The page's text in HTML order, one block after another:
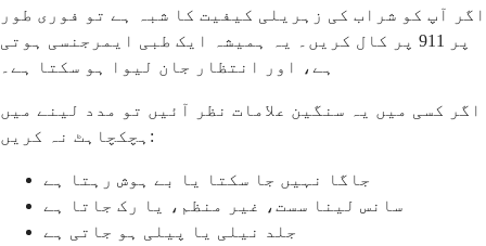
اگر آپ کو شراب کی زہریلی کیفیت کا شبہ ہے تو فوری طور
پر 911 پر کال کریں۔ یہ ہمیشہ ایک طبی ایمرجنسی ہوتی
ہے، اور انتظار جان لیوا ہو سکتا ہے۔
اگر کسی میں یہ سنگین علامات نظر آئیں تو مدد لینے میں
ہچکچاہٹ نہ کریں:
جاگا نہیں جا سکتا یا بے ہوش رہتا ہے
سانس لینا سست، غیر منظم، یا رک جاتا ہے
جلد نیلی یا پیلی ہو جاتی ہے